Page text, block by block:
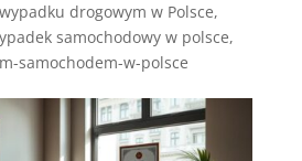
drogowym w Polsce,
samochodowy w polsce,
samochodem-w-polsce